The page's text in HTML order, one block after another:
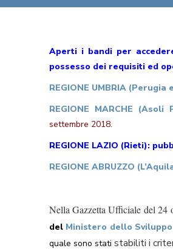
Aperti i bandi per
possesso dei requisiti ed
REGIONE UMBRIA
REGIONE MARCHE
settembre 2018.
REGIONE LAZIO (Rieti):
REGIONE ABRUZZO
Nella Gazzetta Ufficiale del 24
del Ministero dello Sviluppo
quale sono stati stabiliti i